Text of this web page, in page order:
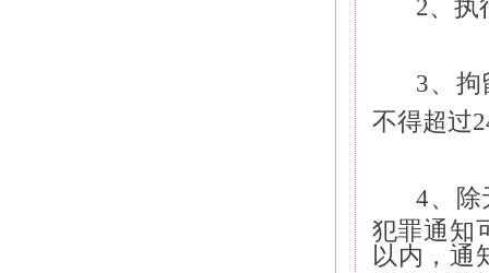
2、执
3、
不得超过
4、除
犯罪通知
以内，通